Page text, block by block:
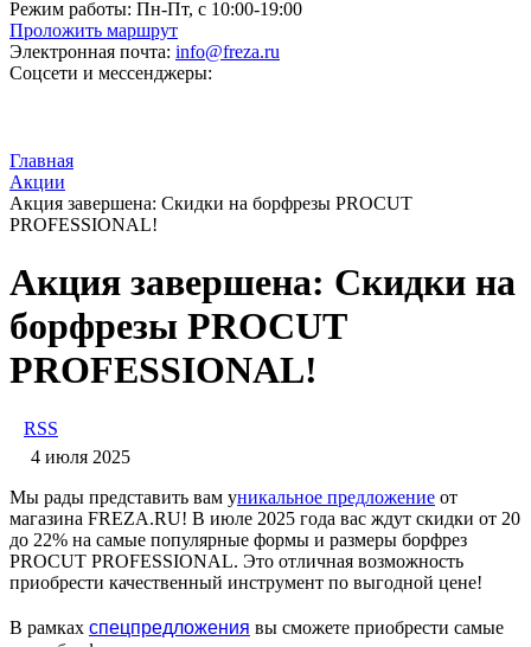
Режим работы: Пн-Пт, с 10:00-19:00
Проложить маршрут
Электронная почта: info@freza.ru
Соцсети и мессенджеры:
Главная
Акции
Акция завершена: Скидки на борфрезы PROCUT
PROFESSIONAL!
Акция завершена: Скидки на
борфрезы PROCUT
PROFESSIONAL!
RSS
4 июля 2025
Мы рады представить вам уникальное предложение от
магазина FREZA.RU! В июле 2025 года вас ждут скидки от 20
до 22% на самые популярные формы и размеры борфрез
PROCUT PROFESSIONAL. Это отличная возможность
приобрести качественный инструмент по выгодной цене!
В рамках спецпредложения вы сможете приобрести самые